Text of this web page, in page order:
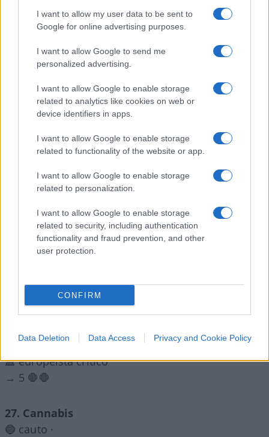
I want to allow my user data to be sent to
Google for online advertising purposes.
I want to allow Google to send me
personalized advertising.
I want to allow Google to enable storage
related to analytics like cookies on web or
device identifiers in apps.
I want to allow Google to enable storage
related to functionality of the website or app.
I want to allow Google to enable storage
related to personalization.
I want to allow Google to enable storage
related to security, including authentication
functionality and fraud prevention, and other
user protection.
CONFIRM
Data Deletion Data Access Privacy and Cookie Policy
🔵 mercato e regole ·
🔺 intervento pubblico
🔵 pragmatico, pro-industria ·
🔺 massimalismo ecologista
24. Stop motori termici 2035
🔵 contrario al divieto rigido ·
🔺 difesa del divieto
→ 6 🛑🛑🛑
25. Cina / autocrazie
🔵 federalista convinto ·
🔺 europeista critico
→ 5 🛑🛑
27. Cannabis
🔵 cauto ·